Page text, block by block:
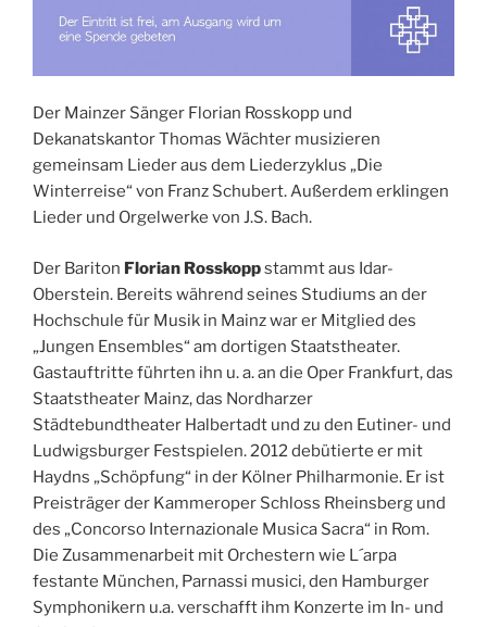
Der Mainzer Sänger Florian Rosskopp und
Dekanatskantor Thomas Wächter musizieren
gemeinsam Lieder aus dem Liederzyklus „Die
Winterreise“ von Franz Schubert. Außerdem erklingen
Lieder und Orgelwerke von J.S. Bach.
Der Bariton Florian Rosskoppstammt aus Idar-
Oberstein. Bereits während seines Studiums an der
Hochschule für Musik in Mainz war er Mitglied des
„Jungen Ensembles“ am dortigen Staatstheater.
Gastauftritte führten ihn u. a. an die Oper Frankfurt, das
Staatstheater Mainz, das Nordharzer
Städtebundtheater Halbertadt und zu den Eutiner- und
Ludwigsburger Festspielen. 2012 debütierte er mit
Haydns „Schöpfung“ in der Kölner Philharmonie. Er ist
Preisträger der Kammeroper Schloss Rheinsberg und
des „Concorso Internazionale Musica Sacra“ in Rom.
Die Zusammenarbeit mit Orchestern wie L´arpa
festante München, Parnassi musici, den Hamburger
Symphonikern u.a. verschafft ihm Konzerte im In- und